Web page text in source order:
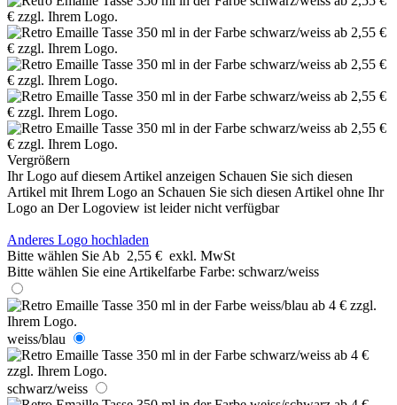
Vergrößern
Ihr Logo auf diesem Artikel anzeigen Schauen Sie sich diesen
Artikel mit Ihrem Logo an Schauen Sie sich diesen Artikel ohne Ihr
Logo an Der Logoview ist leider nicht verfügbar
Anderes Logo hochladen
Bitte wählen Sie Ab 2,55 € exkl. MwSt
Bitte wählen Sie eine Artikelfarbe Farbe: schwarz/weiss
weiss/blau
schwarz/weiss